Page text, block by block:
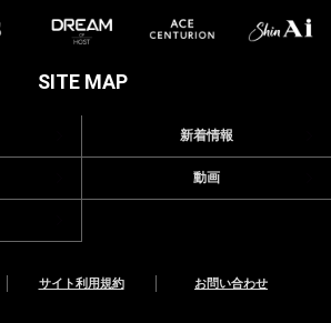
SITE MAP
新着情報
動画
サイト利用規約 お問い合わせ